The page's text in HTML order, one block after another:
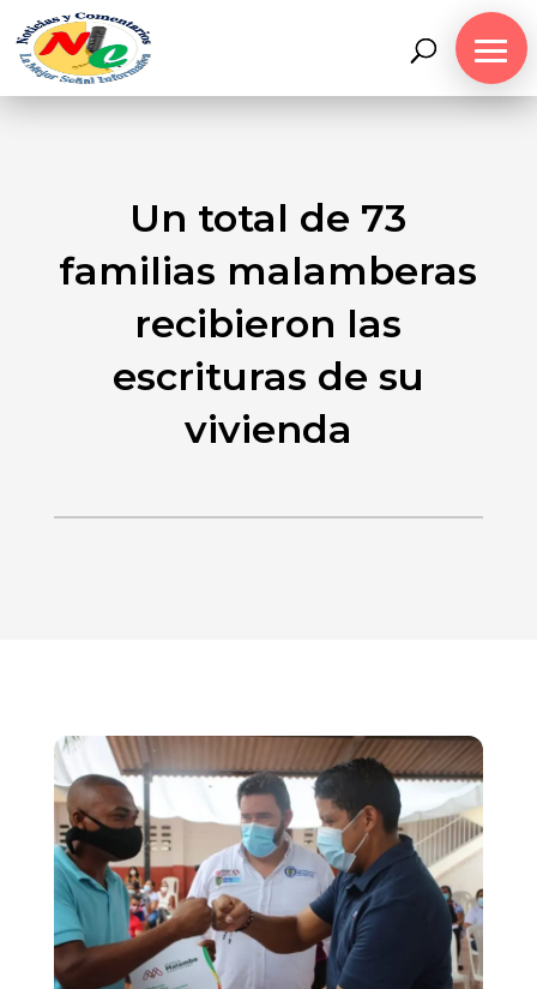
Un total de 73
familias malamberas
recibieron las
escrituras de su
vivienda